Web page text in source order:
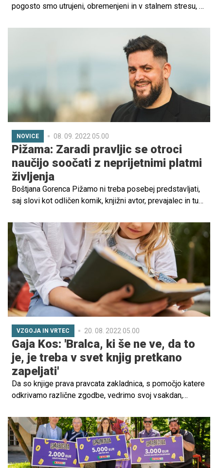
pogosto smo utrujeni, obremenjeni in v stalnem stresu, ki
jih imamo. Ne zanemarite jih, saj so v resnici izjemno
dragoceni, ampak se raje ustavite in namenite čas
svojemu otroku, ob katerem se boste prerodili tudi sami.
Za vas smo pripravili nekaj idej, s katerimi bosta lahko
skupaj ustvarila nepozabne in čudovite spomine, ki vaju
bodo za vedno povezovali.
NOVICE 08. 09. 2022 05.00
Pižama: Zaradi pravljic se otroci
naučijo soočati z neprijetnimi platmi
življenja
Boštjana Gorenca Pižamo ni treba posebej predstavljati,
saj slovi kot odličen komik, knjižni avtor, prevajalec in tudi
se namreč pomembnosti maternega jezika in da so prav
risanke medij, ki otrokom podzavestno le-tega približajo,
s tem pa mu prav tako bogatijo besedni zaklad. Tokrat je
beseda s Pižamo tekla prav o tem: maternem jeziku in
pomembnosti, da ga negujemo ter zanj skrbimo.
VZGOJA IN VRTEC 20. 08. 2022 05.00
Gaja Kos: 'Bralca, ki še ne ve, da to
je, je treba v svet knjig pretkano
zapeljati'
Da so knjige prava pravcata zakladnica, s pomočjo katere
odkrivamo različne zgodbe, vedrimo svoj vsakdan,
zaklad ter odstiramo meje domišljije, je jasno. Ampak
kako jih predstaviti malčkom, kako jih približati otrokom,
ki ne želijo brati in po katerih knjigah posegati? O vsem
tem smo se pogovarjali z Gajo Kos, izjemno poznavalko
otroških slikanic ter knjig za otroke in mladostnike, ki že